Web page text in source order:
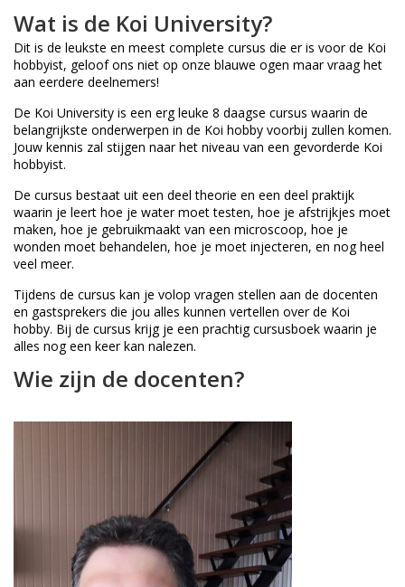
Wat is de Koi University?
Dit is de leukste en meest complete cursus die er is voor de Koi
hobbyist, geloof ons niet op onze blauwe ogen maar vraag het
aan eerdere deelnemers!
De Koi University is een erg leuke 8 daagse cursus waarin de
belangrijkste onderwerpen in de Koi hobby voorbij zullen komen.
Jouw kennis zal stijgen naar het niveau van een gevorderde Koi
hobbyist.
De cursus bestaat uit een deel theorie en een deel praktijk
waarin je leert hoe je water moet testen, hoe je afstrijkjes moet
maken, hoe je gebruikmaakt van een microscoop, hoe je
wonden moet behandelen, hoe je moet injecteren, en nog heel
veel meer.
Tijdens de cursus kan je volop vragen stellen aan de docenten
en gastsprekers die jou alles kunnen vertellen over de Koi
hobby. Bij de cursus krijg je een prachtig cursusboek waarin je
alles nog een keer kan nalezen.
Wie zijn de docenten?